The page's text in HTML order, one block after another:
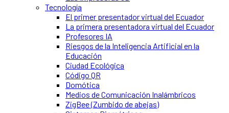
Tecnología
El primer presentador virtual del Ecuador
La primera presentadora virtual del Ecuador
Profesores IA
Riesgos de la Inteligencia Artificial en la
Educación
Ciudad Ecológica
Código QR
Domótica
Medios de Comunicación Inalámbricos
ZigBee (Zumbido de abejas)